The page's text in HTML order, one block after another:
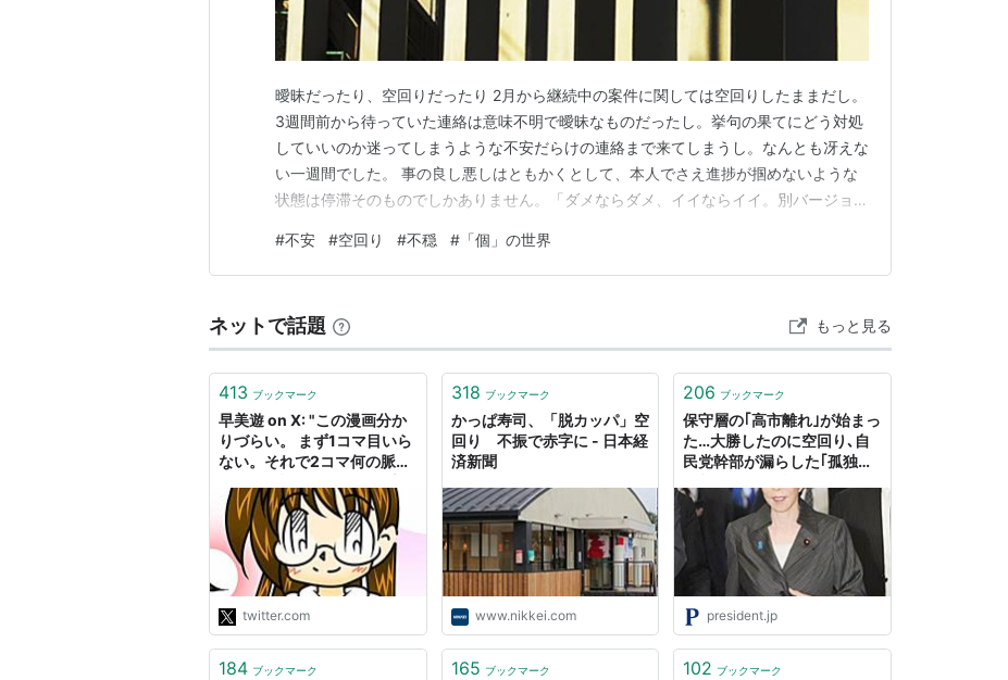
曖昧だったり、空回りだったり 2月から継続中の案件に関しては空回りしたままだし。
3週間前から待っていた連絡は意味不明で曖昧なものだったし。挙句の果てにどう対処
していいのか迷ってしまうような不安だらけの連絡まで来てしまうし。なんとも冴えな
い一週間でした。 事の良し悪しはともかくとして、本人でさえ進捗が掴めないような
状態は停滞そのものでしかありません。「ダメならダメ、イイならイイ。別バージョン
すことの虚しさは充分に知っているつもりですが、それにしても、今週は……。こうい
うのをドロドロ状態というのかもしれません。 週末は不…
#不安 #空回り #不穏 # 「個」の世界
ネットで話題 もっと見る
413 ブックマーク
早美遊 on X: "この漫画分か
りづらい。 まず1コマ目いら
ない。それで2コマ何の脈絡
が混乱する。4コマ、5コマ
が同じ構図で読む方向が混乱
する。 あと、7コマ目が4コ
マに本来必要な説明なのにオ
チに使いたいから保留するの
も悪い。 あとコマのデカさ
変えろ。 描きたいことで空
回りしてる。"
twitter.com
318 ブックマーク
かっぱ寿司、「脱カッパ」空
回り 不振で赤字に - 日本経
済新聞
www.nikkei.com
206 ブックマーク
保守層の｢高市離れ｣が始まっ
た…大勝したのに空回り､自
民党幹部が漏らした｢孤独な
president.jp
184 ブックマーク 165 ブックマーク 102 ブックマーク